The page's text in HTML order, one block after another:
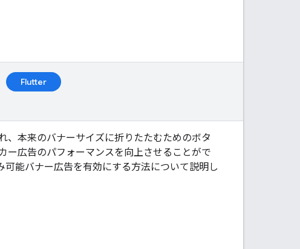
Flutter
、本来のバナーサイズに折りたたむためのボタ
ー広告のパフォーマンスを向上させることがで
可能バナー広告を有効にする方法について説明し